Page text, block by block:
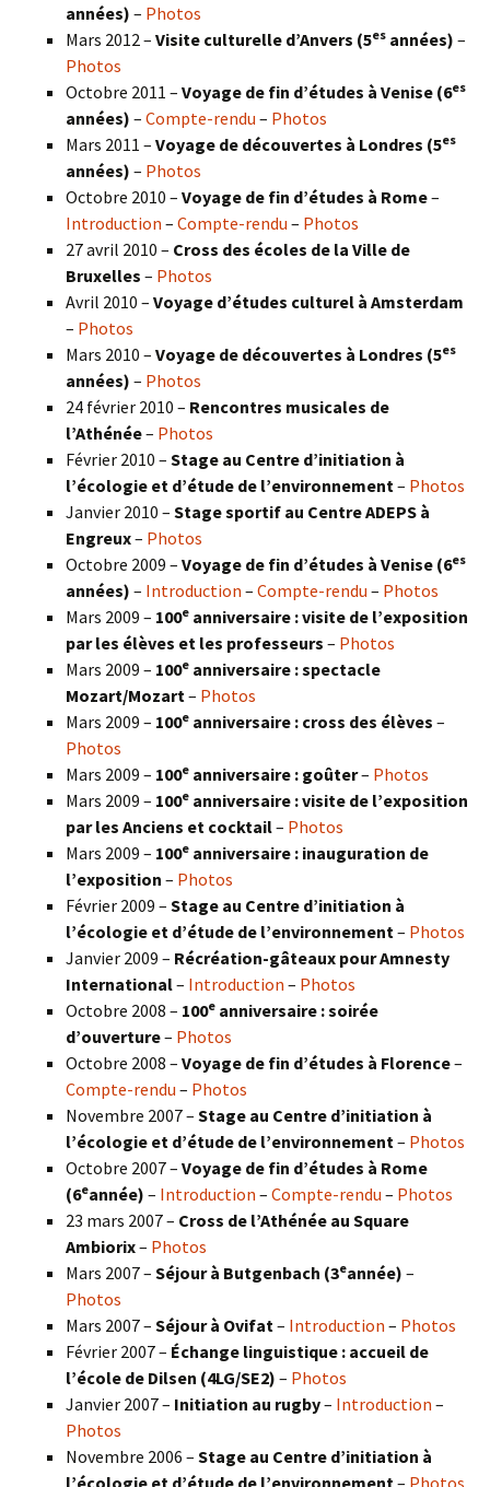
années) – Photos
Mars 2012 – Visite culturelle d’Anvers (5es années) –
Photos
Octobre 2011 – Voyage de fin d’études à Venise (6es
années) – Compte-rendu – Photos
Mars 2011 – Voyage de découvertes à Londres (5es
années) – Photos
Octobre 2010 – Voyage de fin d’études à Rome–
Introduction – Compte-rendu – Photos
27 avril 2010 – Cross des écoles de la Ville de
Bruxelles – Photos
Avril 2010 – Voyage d’études culturel à Amsterdam
– Photos
Mars 2010 – Voyage de découvertes à Londres (5es
années) – Photos
24 février 2010 – Rencontres musicales de
l’Athénée– Photos
Février 2010 – Stage au Centre d’initiation à
l’écologie et d’étude de l’environnement – Photos
Janvier 2010 – Stage sportif au Centre ADEPS à
Engreux– Photos
Octobre 2009 – Voyage de fin d’études à Venise (6es
années) – Introduction – Compte-rendu – Photos
Mars 2009 – 100e anniversaire : visite de l’exposition
par les élèves et les professeurs – Photos
Mars 2009 – 100e anniversaire : spectacle
Mozart/Mozart – Photos
Mars 2009 – 100e anniversaire : cross des élèves –
Photos
Mars 2009 – 100e anniversaire : goûter– Photos
Mars 2009 – 100e anniversaire : visite de l’exposition
par les Anciens et cocktail– Photos
Mars 2009 – 100e anniversaire : inauguration de
l’exposition – Photos
Février 2009 – Stage au Centre d’initiation à
l’écologie et d’étude de l’environnement – Photos
Janvier 2009 – Récréation-gâteaux pour Amnesty
International– Introduction – Photos
Octobre 2008 – 100e anniversaire : soirée
d’ouverture– Photos
Octobre 2008 – Voyage de fin d’études à Florence–
Compte-rendu – Photos
Novembre 2007 – Stage au Centre d’initiation à
l’écologie et d’étude de l’environnement – Photos
Octobre 2007 – Voyage de fin d’études à Rome
(6eannée) – Introduction – Compte-rendu – Photos
23 mars 2007 – Cross de l’Athénée au Square
Ambiorix– Photos
Mars 2007 – Séjour à Butgenbach (3eannée) –
Photos
Mars 2007 – Séjour à Ovifat – Introduction – Photos
Février 2007 – Échange linguistique : accueil de
l’école de Dilsen (4LG/SE2) – Photos
Janvier 2007 – Initiation au rugby– Introduction –
Photos
Novembre 2006 – Stage au Centre d’initiation à
l’écologie et d’étude de l’environnement – Photos